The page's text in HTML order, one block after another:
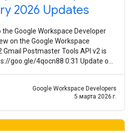
2026 Updates
Google Workspace Developer
on the Google Workspace
Postmaster Tools API v2 is
goo.gle/4qocn88 0:31 Update on
Google Workspace Developers
5 марта 2026 г.